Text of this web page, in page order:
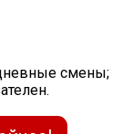
смены;